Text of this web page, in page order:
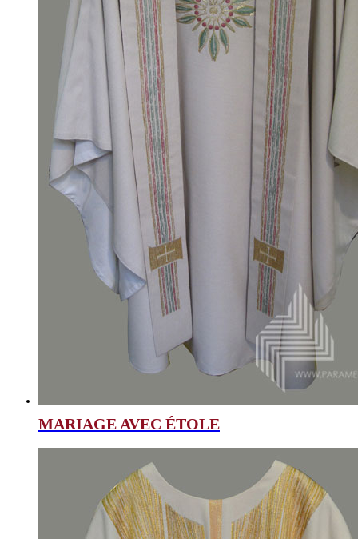
MARIAGE AVEC ÉTOLE